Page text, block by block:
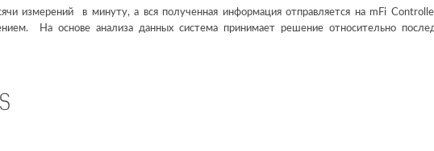
измерений в минуту, а вся полученная информация отправляется на mFi
На основе анализа данных система принимает решение относительно